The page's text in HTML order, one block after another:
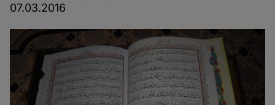
07.03.2016